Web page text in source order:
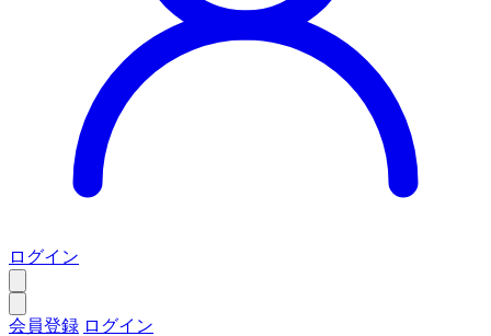
ログイン
会員登録 ログイン